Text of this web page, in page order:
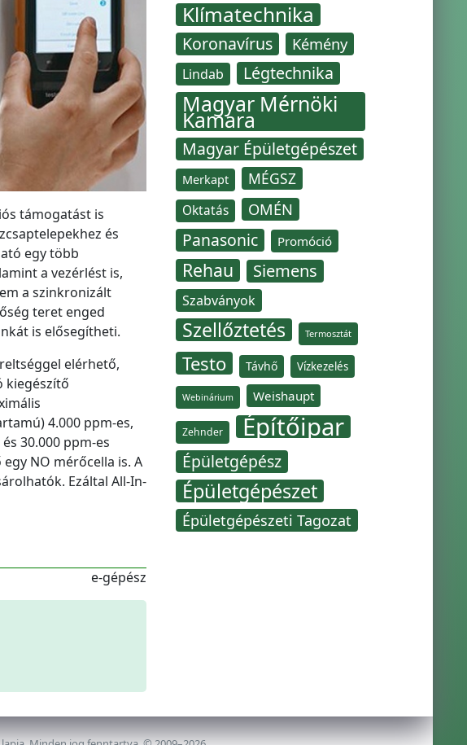
támogatást is
és
egy több
a vezérlést is,
a szinkronizált
teret enged
is elősegítheti.
elérhető,
kiegészítő
4.000 ppm-es,
30.000 ppm-es
NO mérőcella is. A
Ezáltal All-In-
e-gépész
Klímatechnika
Koronavírus Kémény
Lindab Légtechnika
Magyar Mérnöki
Kamara
Magyar Épületgépészet
Merkapt MÉGSZ
Oktatás OMÉN
Panasonic Promóció
Rehau Siemens
Szabványok
Szellőztetés Termosztát
Testo Távhő Vízkezelés
Webinárium Weishaupt
Zehnder Építőipar
Épületgépész
Épületgépészet
Épületgépészeti Tagozat